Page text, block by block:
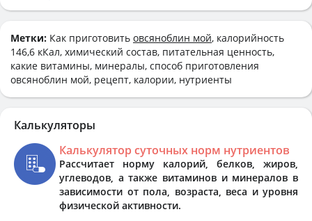
Метки: Как приготовить овсяноблин мой, калорийность
146,6 кКал, химический состав, питательная ценность,
какие витамины, минералы, способ приготовления
овсяноблин мой, рецепт, калории, нутриенты
Калькуляторы
Калькулятор суточных норм нутриентов
Рассчитает норму калорий, белков, жиров,
углеводов, а также витаминов и минералов в
зависимости от пола, возраста, веса и уровня
физической активности.